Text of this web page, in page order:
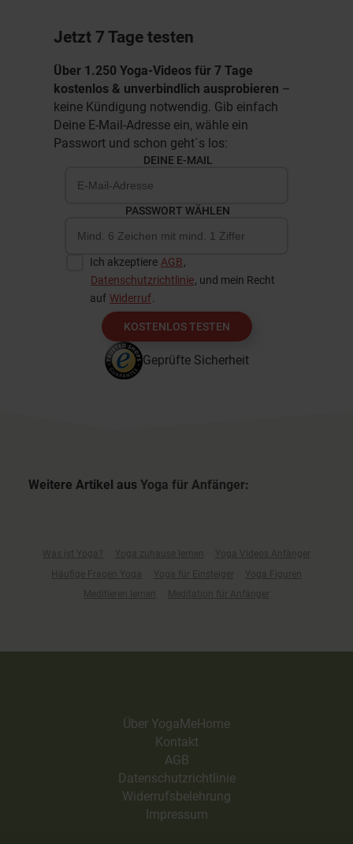
Jetzt 7 Tage testen
Über 1.250 Yoga-Videos für 7 Tage
kostenlos & unverbindlich ausprobieren –
keine Kündigung notwendig. Gib einfach
Deine E-Mail-Adresse ein, wähle ein
Passwort und schon geht`s los:
DEINE E-MAIL
PASSWORT WÄHLEN
Ich akzeptiere AGB,
Datenschutzrichtlinie, und mein Recht
auf Widerruf.
KOSTENLOS TESTEN
Geprüfte Sicherheit
Weitere Artikel aus Yoga für Anfänger:
Was ist Yoga? Yoga zuhause lernen
Yoga Videos Anfänger
Häufige Fragen Yoga
Yoga für Einsteiger
Yoga Figuren
Meditieren lernen
Meditation für Anfänger
Über YogaMeHome
Kontakt
AGB
Datenschutzrichtlinie
Widerrufsbelehrung
Impressum